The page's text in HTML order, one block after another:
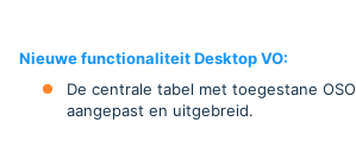
Nieuwe functionaliteit Desktop VO:
De centrale tabel met toegestane
aangepast en uitgebreid.